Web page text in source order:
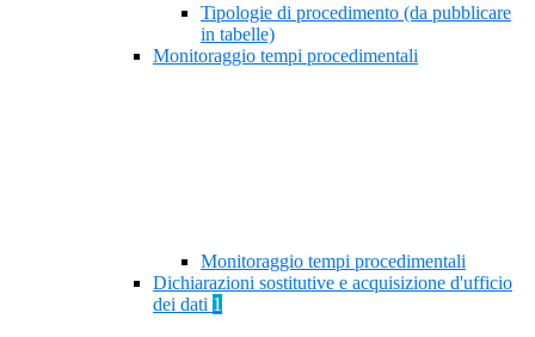
Tipologie di procedimento (da pubblicare
in tabelle)
Monitoraggio tempi procedimentali
Monitoraggio tempi procedimentali
Dichiarazioni sostitutive e acquisizione d'ufficio
dei dati 1